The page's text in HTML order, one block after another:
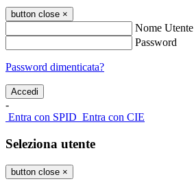
button close ×
Nome Utente
Password
Password dimenticata?
-
Entra con SPID Entra con CIE
Seleziona utente
button close ×